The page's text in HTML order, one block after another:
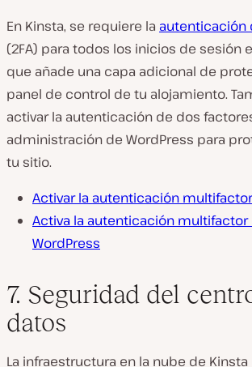
En Kinsta, se requiere la autenticación
(2FA) para todos los inicios de sesión
que añade una capa adicional de
panel de control de tu alojamiento.
activar la autenticación de dos
administración de WordPress para
tu sitio.
Activar la autenticación
Activa la autenticación multifactor
WordPress
7. Seguridad del
datos
La infraestructura en la nube de